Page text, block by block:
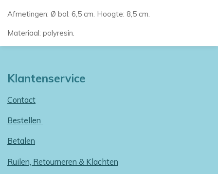
Afmetingen: Ø bol: 6,5 cm. Hoogte: 8,5 cm.
Materiaal: polyresin.
Klantenservice
Contact
Bestellen
Betalen
Ruilen, Retourneren & Klachten